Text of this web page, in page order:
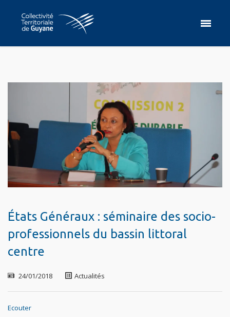
États Généraux : séminaire des socio-
professionnels du bassin littoral
centre
24/01/2018 Actualités
Ecouter